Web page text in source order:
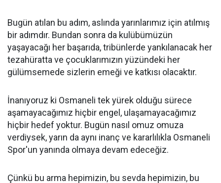
Bugün atılan bu adım, aslında yarınlarımız için atılmış
bir adımdır. Bundan sonra da kulübümüzün
yaşayacağı her başarıda, tribünlerde yankılanacak her
tezahüratta ve çocuklarımızın yüzündeki her
gülümsemede sizlerin emeği ve katkısı olacaktır.
İnanıyoruz ki Osmaneli tek yürek olduğu sürece
aşamayacağımız hiçbir engel, ulaşamayacağımız
hiçbir hedef yoktur. Bugün nasıl omuz omuza
verdiysek, yarın da aynı inanç ve kararlılıkla Osmaneli
Spor'un yanında olmaya devam edeceğiz.
Çünkü bu arma hepimizin, bu sevda hepimizin, bu